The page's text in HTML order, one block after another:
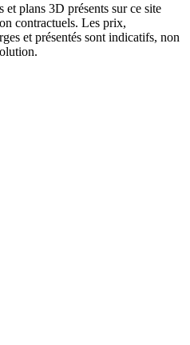
plans 3D présents sur ce site
contractuels. Les prix,
et présentés sont indicatifs, non